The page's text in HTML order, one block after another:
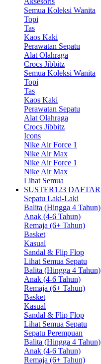
Semua Koleksi Wanita
Topi
Tas
Kaos Kaki
Perawatan Sepatu
Alat Olahraga
Crocs Jibbitz
Semua Koleksi Wanita
Topi
Tas
Kaos Kaki
Perawatan Sepatu
Alat Olahraga
Crocs Jibbitz
Icons
Nike Air Force 1
Nike Air Max
Nike Air Force 1
Nike Air Max
Lihat Semua
SUSTER123 DAFTAR
Sepatu Laki-Laki
Balita (Hingga 4 Tahun)
Anak (4-6 Tahun)
Remaja (6+ Tahun)
Basket
Kasual
Sandal & Flip Flop
Lihat Semua Sepatu
Balita (Hingga 4 Tahun)
Anak (4-6 Tahun)
Remaja (6+ Tahun)
Basket
Kasual
Sandal & Flip Flop
Lihat Semua Sepatu
Sepatu Perempuan
Balita (Hingga 4 Tahun)
Anak (4-6 Tahun)
Remaja (6+ Tahun)